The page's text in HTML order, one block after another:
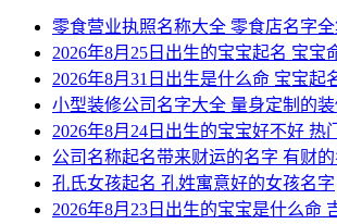
零食营业执照名称大全 零食店名字
2026年8月25日出生的宝宝起名 宝宝
2026年8月31日出生是什么命 宝宝起
小型装修公司名字大全 量身定制的
2026年8月24日出生的宝宝好不好 热
公司名称起名带来财运的名字 有财
孔氏女孩起名 孔姓寓意好的女孩名字
2026年8月23日出生的宝宝是什么命